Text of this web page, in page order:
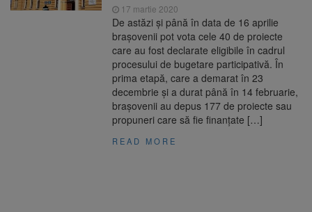
17 martie 2020
De astăzi și până în data de 16 aprilie
brașovenii pot vota cele 40 de proiecte
care au fost declarate eligibile în cadrul
procesului de bugetare participativă. În
prima etapă, care a demarat în 23
decembrie și a durat până în 14 februarie,
brașovenii au depus 177 de proiecte sau
propuneri care să fie finanțate […]
READ MORE